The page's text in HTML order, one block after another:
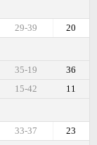
20
29-39
36
35-19
11
15-42
23
33-37